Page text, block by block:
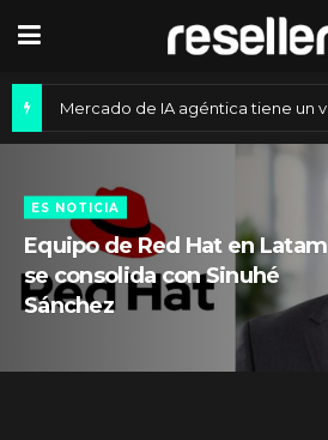
ES NOTICIA
Equipo de Red Hat en Latam
se consolida con Sinuhé
Sánchez